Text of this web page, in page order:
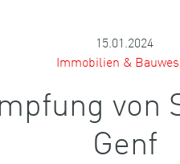
15.01.2024
Immobilien &
Genf